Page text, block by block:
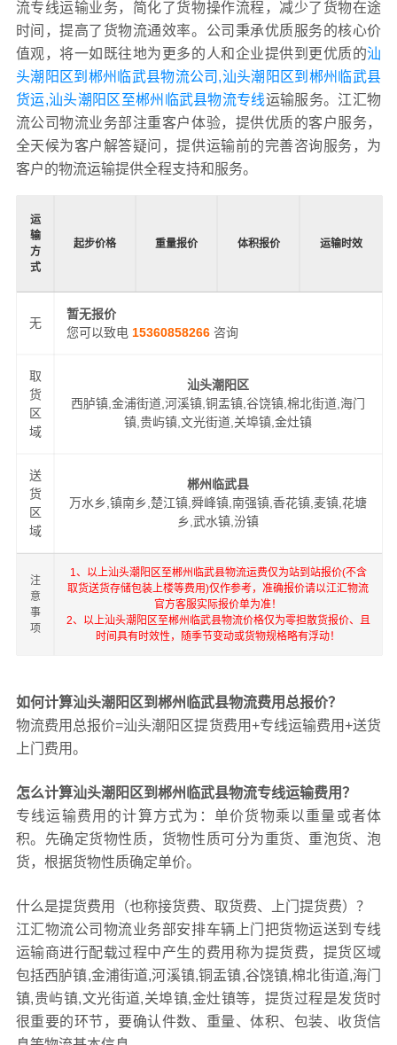
流专线运输业务，简化了货物操作流程，减少了货物在途
时间，提高了货物流通效率。公司秉承优质服务的核心价
值观，将一如既往地为更多的人和企业提供到更优质的汕
头潮阳区到郴州临武县物流公司,汕头潮阳区到郴州临武县
货运,汕头潮阳区至郴州临武县物流专线运输服务。江汇物
流公司物流业务部注重客户体验，提供优质的客户服务，
全天候为客户解答疑问，提供运输前的完善咨询服务，为
客户的物流运输提供全程支持和服务。
运
输
方
式
起步价格 重量报价 体积报价 运输时效
无
暂无报价
您可以致电 15360858266 咨询
取
货
区
域
汕头潮阳区
西胪镇,金浦街道,河溪镇,铜盂镇,谷饶镇,棉北街道,海门
镇,贵屿镇,文光街道,关埠镇,金灶镇
送
货
区
域
郴州临武县
万水乡,镇南乡,楚江镇,舜峰镇,南强镇,香花镇,麦镇,花塘
乡,武水镇,汾镇
注
意
事
项
1、以上汕头潮阳区至郴州临武县物流运费仅为站到站报价(不含
取货送货存储包装上楼等费用)仅作参考，准确报价请以江汇物流
官方客服实际报价单为准！
2、以上汕头潮阳区至郴州临武县物流价格仅为零担散货报价、且
时间具有时效性，随季节变动或货物规格略有浮动！
如何计算汕头潮阳区到郴州临武县物流费用总报价？
物流费用总报价=汕头潮阳区提货费用+专线运输费用+送货
上门费用。
怎么计算汕头潮阳区到郴州临武县物流专线运输费用？
专线运输费用的计算方式为：单价货物乘以重量或者体
积。先确定货物性质，货物性质可分为重货、重泡货、泡
货，根据货物性质确定单价。
什么是提货费用（也称接货费、取货费、上门提货费）？
江汇物流公司物流业务部安排车辆上门把货物运送到专线
运输商进行配载过程中产生的费用称为提货费，提货区域
包括西胪镇,金浦街道,河溪镇,铜盂镇,谷饶镇,棉北街道,海门
镇,贵屿镇,文光街道,关埠镇,金灶镇等，提货过程是发货时
很重要的环节，要确认件数、重量、体积、包装、收货信